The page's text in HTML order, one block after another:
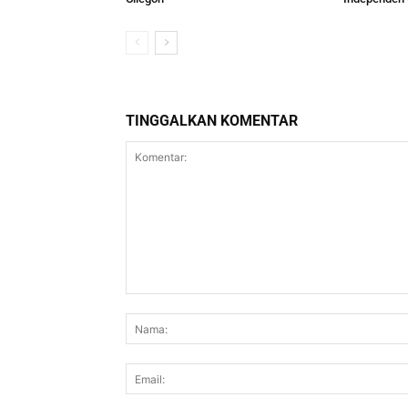
TINGGALKAN KOMENTAR